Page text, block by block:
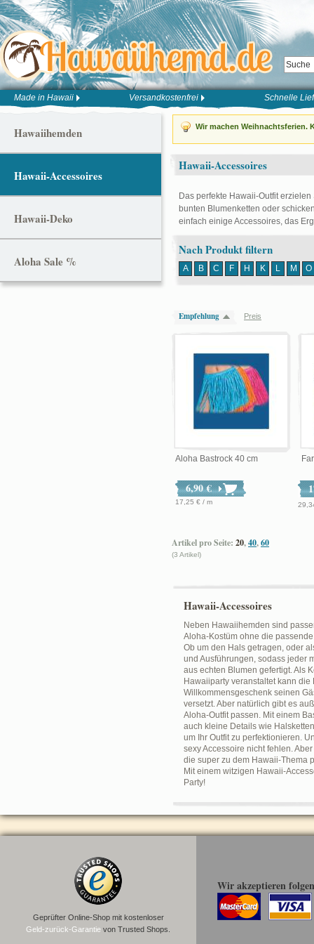
Made in Hawaii Versandkostenfrei Schnelle
Wir machen Weihnachtsferien.
Hawaii-Accessoires
Das perfekte Hawaii-Outfit
bunten Blumenketten oder
einfach einige Accessoires, das
Nach Produkt filtern
A B C F H K L M O
Empfehlung Preis
Aloha Bastrock 40 cm
6,90 €
17,25 € / m
Artikel pro Seite: 20,40,60
(3 Artikel)
Hawaii-Accessoires
Neben Hawaiihemden sind
Aloha-Kostüm ohne die
Ob um den Hals getragen, oder
und Ausführungen, sodass jeder
aus echten Blumen gefertigt. Als
Hawaiiparty veranstaltet kann
Willkommensgeschenk seinen
versetzt. Aber natürlich gibt es
Aloha-Outfit passen. Mit einem
auch kleine Details wie
um Ihr Outfit zu perfektionieren.
sexy Accessoire nicht fehlen.
die super zu dem Hawaii-Thema
Mit einem witzigen Hawaii-
Party!
Hawaiihemden
Hawaii-Accessoires
Hawaii-Deko
Aloha Sale %
Geprüfter Online-Shop mit kostenloser
Geld-zurück-Garantie von Trusted Shops.
Wir akzeptieren